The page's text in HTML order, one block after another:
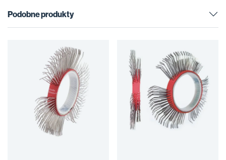
Podobne produkty